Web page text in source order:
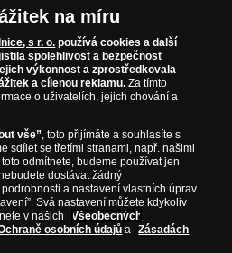
počal 16 potomků
pro habsburský
čelit nespokojené
se nelíbilo množství
jež zavedl Josef II., a proto
raději po nástupu na trůn
byl velmi oblíbený a při
zavítal do Karolina, kde
České královské
Dobrovský pronesl
Leopold se zájmem
habsburské
na míru
s r. o. používá cookies a další
spolehlivost a bezpečnost
výkonnost a zprostředkovala
a cílenou reklamu. Za tímto
o uživatelích, jejich chování a
vše”, toto přijímáte a souhlasíte s
sdílet se třetími stranami, např. našimi
odmítnete, budeme používat jen
dostávat žádný
a nastavení vlastních úprav
Svá nastavení můžete kdykoliv
v našich
Všeobecných
osobních údajů a
Zásadách